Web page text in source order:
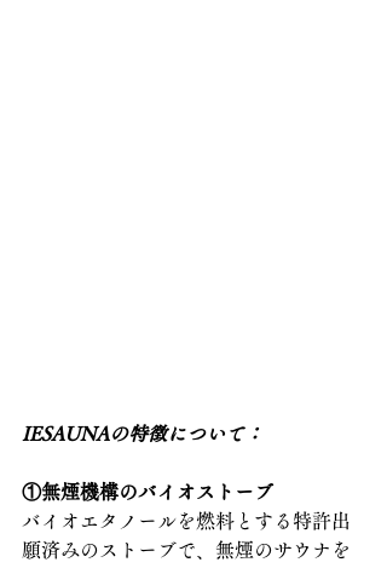
IESAUNAの特徴について：
①無煙機構のバイオストーブ
バイオエタノールを燃料とする特許出
願済みのストーブで、無煙のサウナを